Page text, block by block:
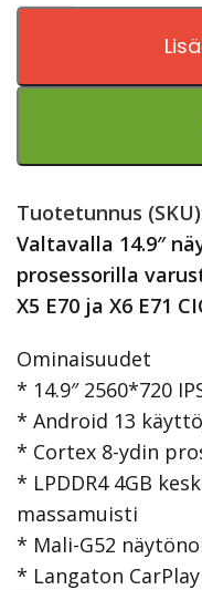
Tuotetunnus
Valtavalla 14.9″
prosessorilla
X5 E70 ja X6 E71
Ominaisuudet
* 14.9″ 2560*720
* Android 13
* Cortex 8-ydin
* LPDDR4 4GB
massamuisti
* Mali-G52
* Langaton